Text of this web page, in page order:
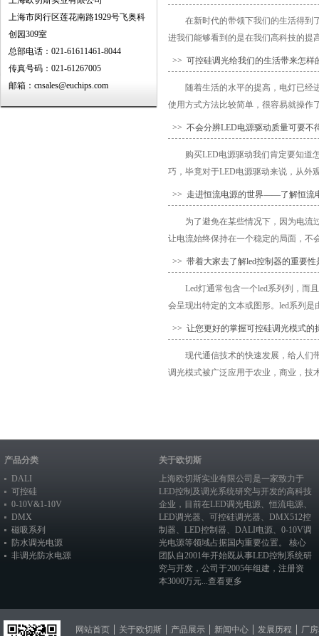
上海市闵行区莲花南路1929号飞奥科
创园309室
总部电话：021-61611461-8044
传真号码：021-61267005
邮箱：cnsales@euchips.com
在新时代的带领下我们的生活得到
进我们能够看到的是在我们高科技的提
>> 可控硅调光给我们的生活带来怎样
随着生活的水平的提高，电灯已经
使用方式方法比较简单，很容易就操作
>> 不会分辨LED电源驱动质量可要不
购买LED电源驱动我们肯定要知道
巧，毕竟对于LED电源驱动来说，从外
>> 走进恒流电源的世界——了解恒流
为了避免在某些情况下，因为电流
让电流始终保持在一个稳定的局面，不
>> 带着大家去了解led控制器的重要性
Led灯通常包含一个led系列列，而
会呈现出特定的文本或图形。led系列
>> 让您更好的掌握可控硅调光模式的
现代通信技术的快速发展，给人们
调光模式被广泛应用于农业，商业，技
产品分类
DALI
可控硅
0-10V&1-10V
DMX
磁吸系列
防水调光电源
非调光防水电源
关于欧切斯
上海欧切斯实业有限公司是一家致力于
LED控制及调光系统研究与开发的高科技
企业，目前在LED调光电源、恒流电源、
LED调光器、 可控硅调光器、 DMX512控
制器、 LED控制器、 DALI电源、 0-10V调
光电源等领域占据国内重要位置。 核心
团队自2001年开始既从事LED控制系统研
究与开发，公司于2005年组建，注册资
本3000万元...查看更多
网站首页 关于欧切斯 产品展示 新闻中心 发展历程 厂